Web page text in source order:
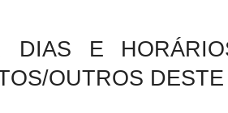
DIAS E
OUTROS